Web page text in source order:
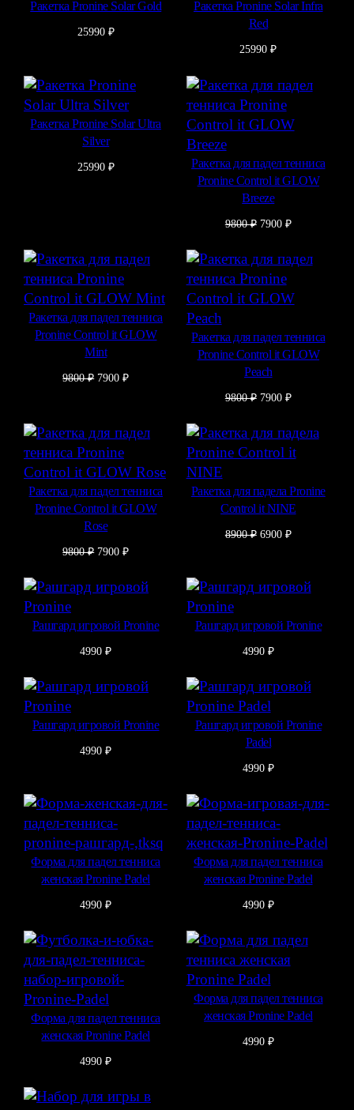
Ракетка Pronine Solar Gold
25990 ₽
Ракетка Pronine Solar Infra
Red
25990₽
Ракетка Pronine Solar Ultra
Silver
25990 ₽
Ракетка для падел тенниса
Pronine Control it GLOW
Breeze
9800₽ Первоначальная
9800 ₽.
7900 ₽Текущая
Ракетка для падел тенниса
Pronine Control it GLOW
Mint
9800₽ Первоначальная
7900₽Текущая
Ракетка для падел тенниса
Pronine Control it GLOW
Peach
9800₽ Первоначальная
9800 ₽.
7900 ₽Текущая
Ракетка для падел тенниса
Pronine Control it GLOW
Rose
9800₽ Первоначальная
составляла
9800 ₽.
7900₽Текущая
7900 ₽.
Ракетка для падела Pronine
Control it NINE
8900₽ Первоначальная
6900 ₽Текущая
Рашгард игровой Pronine
4990₽
Рашгард игровой Pronine
4990 ₽
Рашгард игровой Pronine
4990₽
Рашгард игровой Pronine
Padel
4990 ₽
Форма для падел тенниса
женская Pronine Padel
4990₽
Форма для падел тенниса
женская Pronine Padel
4990 ₽
Форма для падел тенниса
женская Pronine Padel
4990₽
Форма для падел тенниса
женская Pronine Padel
4990 ₽